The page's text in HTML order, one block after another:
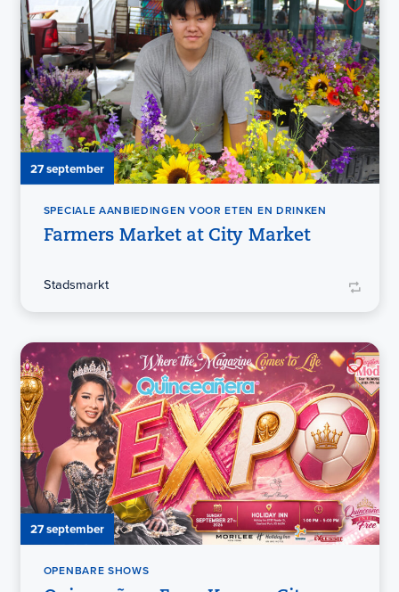
27 september
SPECIALE AANBIEDINGEN VOOR ETEN EN DRINKEN
Farmers Market at City Market
Stadsmarkt
27 september
OPENBARE SHOWS